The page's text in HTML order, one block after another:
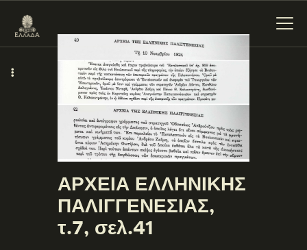
ΕΝΌΤΗΤΕΣ
ΞΥΛΌΚΑΣΤΡΟ –
ΕΥΡΩΣΤΊΝΗ
ΑΡΧΕΙΑ ΕΛΛΗΝΙΚΗΣ
ΠΑΛΙΓΓΕΝΕΣΙΑΣ,
τ.7, σελ.41